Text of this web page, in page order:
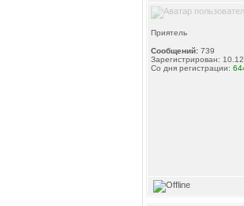
Приятель
Сообщений: 739
Зарегистрирован:
Со дня регистрации: